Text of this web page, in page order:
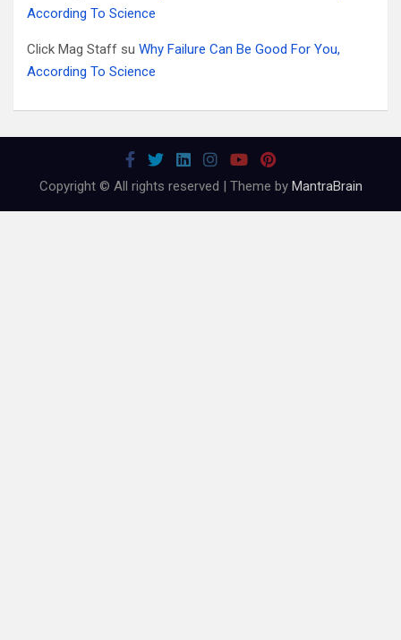
According To Science
Click Mag Staff su Why Failure Can Be Good For You,
According To Science
Copyright © All rights reserved | Theme by MantraBrain